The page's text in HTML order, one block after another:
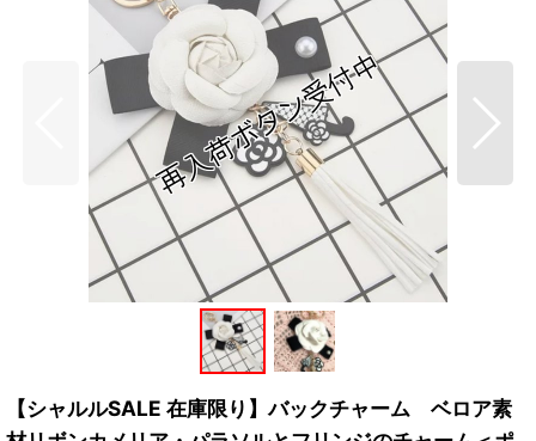
【シャルルSALE 在庫限り】バックチャーム ベロア素